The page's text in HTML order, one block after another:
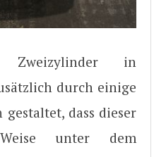
Zweizylinder in
durch einige
dass dieser
unter dem